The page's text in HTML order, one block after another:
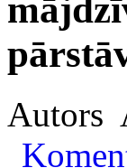
Autors